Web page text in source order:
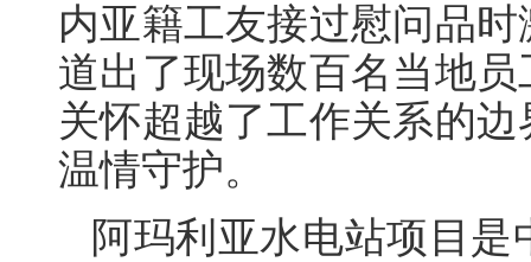
内亚籍工友接过慰问品
道出了现场数百名当地
关怀超越了工作关系的
温情守护。
阿玛利亚水电站项目